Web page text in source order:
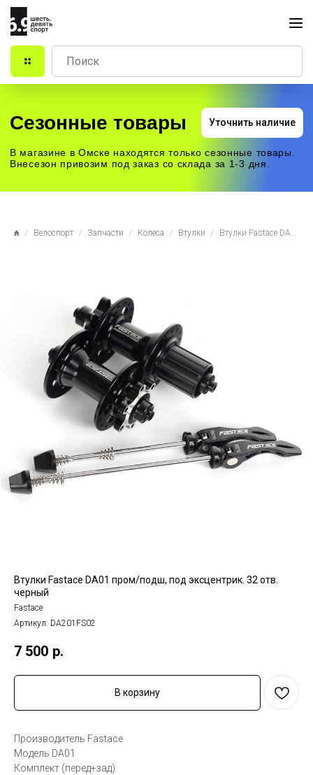
Сезонные товары
В магазине в Омске находятся только сезонные товары.
Внесезон привозим под заказ со склада за 1-3 дня.
Велоспорт Запчасти Колеса Втулки Втулки Fastace DA01 пром/подш, под эксцентрик. 32 отв. черный
Втулки Fastace DA01 пром/подш, под эксцентрик. 32 отв.
черный
Fastace
Артикул: DA201FS02
7 500 р.
В корзину
Производитель Fastace
Модель DA01
Комплект (перед+зад)